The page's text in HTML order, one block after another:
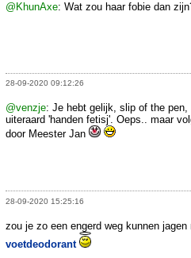
@KhunAxe: Wat zou haar fobie dan
28-09-2020 09:12:26
@venzje: Je hebt gelijk, slip of the pen,
uiteraard 'handen fetisj'. Oeps.. maar
door Meester Jan
28-09-2020 15:25:16
zou je zo een engerd weg kunnen
voetdeodorant